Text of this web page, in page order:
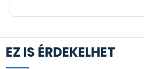
EZ IS ÉRDEKELHET